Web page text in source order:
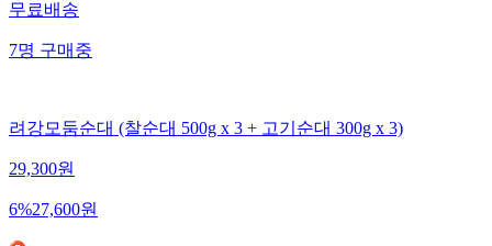
무료배송
7명구매중
려강모둠순대 (찰순대 500g x 3 + 고기순대 300g x 3)
29,300원
6%27,600원